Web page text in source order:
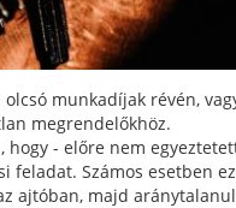
munkadíjak révén,
megrendelőkhöz.
- előre nem
feladat. Számos esetben
ajtóban, majd